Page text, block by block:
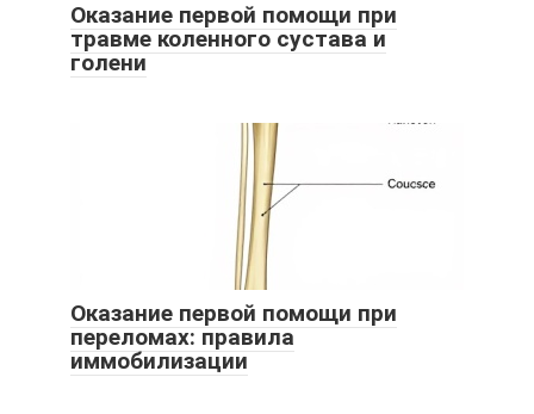
Оказание первой помощи при
травме коленного сустава и
голени
Оказание первой помощи при
переломах: правила
иммобилизации